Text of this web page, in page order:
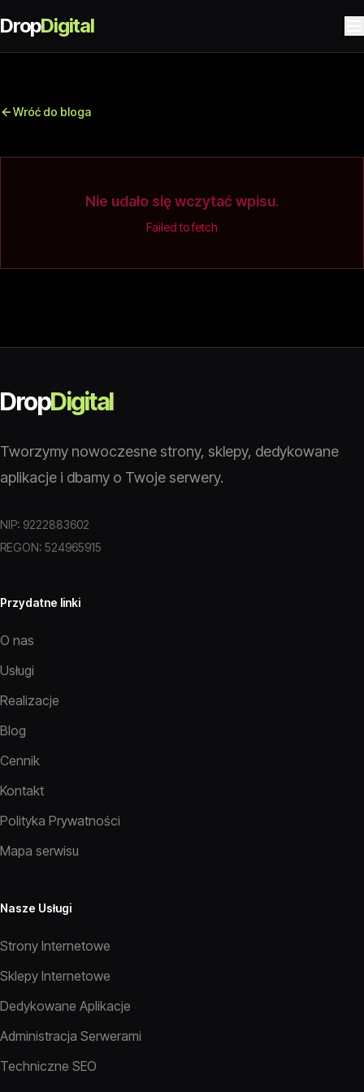
DropDigital
Wróć do bloga
Nie udało się wczytać wpisu.
Failed to fetch
DropDigital
Tworzymy nowoczesne strony, sklepy, dedykowane
aplikacje i dbamy o Twoje serwery.
NIP: 9222883602
REGON: 524965915
Przydatne linki
O nas
Usługi
Realizacje
Blog
Cennik
Kontakt
Polityka Prywatności
Mapa serwisu
Nasze Usługi
Strony Internetowe
Sklepy Internetowe
Dedykowane Aplikacje
Administracja Serwerami
Techniczne SEO